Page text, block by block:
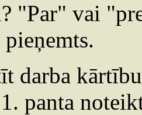
"Par" vai
darba
panta